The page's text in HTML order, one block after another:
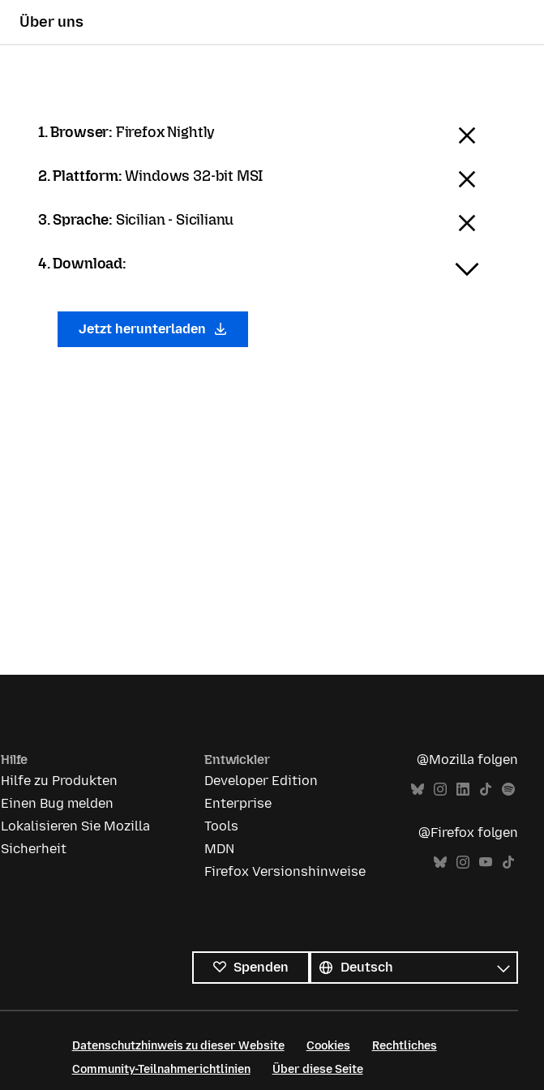
Über uns
1. Browser: Firefox Nightly
2. Plattform:Windows 32-bit MSI
3. Sprache: Sicilian - Sicilianu
4. Download:
Jetzt herunterladen
Hilfe
Hilfe zu Produkten
Einen Bug melden
Lokalisieren Sie Mozilla
Sicherheit
Entwickler
Developer Edition
Enterprise
Tools
MDN
Firefox Versionshinweise
@Mozilla folgen
@Firefox folgen
Spenden
Sprachen
Sprache
Datenschutzhinweis zu dieser Website Cookies
Rechtliches
Community-Teilnahmerichtlinien
Über diese Seite